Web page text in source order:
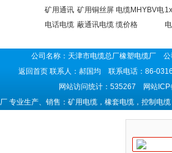
矿用通讯
电话电缆
矿用铜丝屏
蔽通讯电缆
电缆MHYBV电
缆价格
公司名称：天津市电缆总厂橡塑电缆厂
返回首页联系人：郝国均 联系电话：86-
网站访问统计：535267 网站ICP
专业生产、销售：矿用电缆，橡套电缆，控制电